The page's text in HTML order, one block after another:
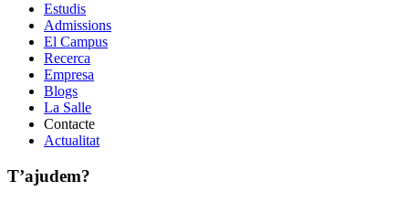
Estudis
Admissions
El Campus
Recerca
Empresa
Blogs
La Salle
Contacte
Actualitat
T’ajudem?